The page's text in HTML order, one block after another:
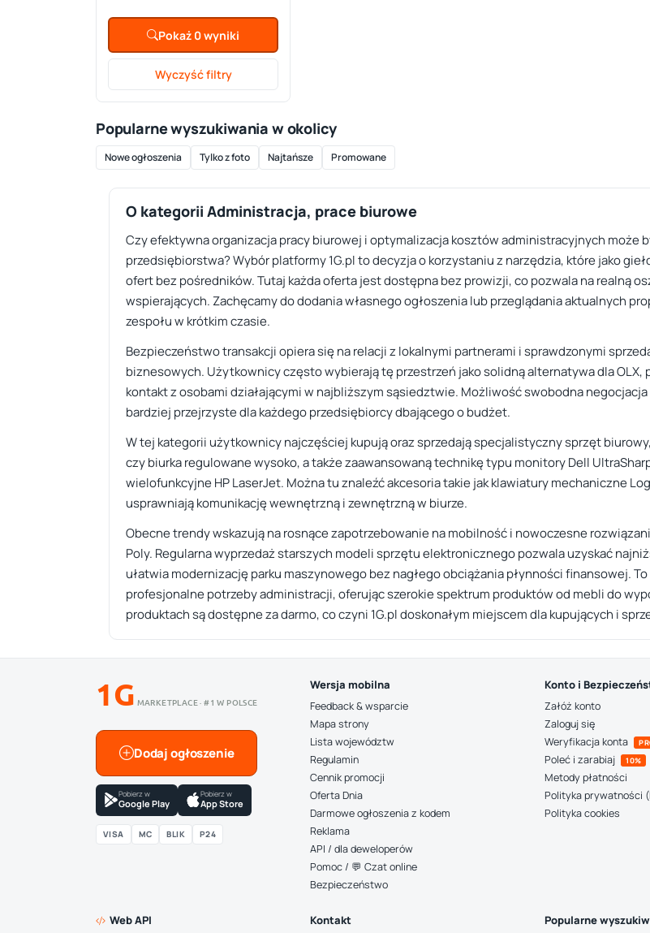
Pokaż 0 wyniki
Wyczyść filtry
Popularne wyszukiwania w okolicy
Nowe ogłoszenia Tylko z foto Najtańsze Promowane
O kategorii Administracja, prace biurowe
Czy efektywna organizacja pracy biurowej i optymalizacja kosztów administracyjnych może
przedsiębiorstwa? Wybór platformy 1G.pl to decyzja o korzystaniu z narzędzia, które jako
ofert bez pośredników. Tutaj każda oferta jest dostępna bez prowizji, co pozwala na realną
wspierających. Zachęcamy do dodania własnego ogłoszenia lub przeglądania aktualnych
zespołu w krótkim czasie.
Bezpieczeństwo transakcji opiera się na relacji z lokalnymi partnerami i sprawdzonymi
biznesowych. Użytkownicy często wybierają tę przestrzeń jako solidną alternatywa dla
kontakt z osobami działającymi w najbliższym sąsiedztwie. Możliwość swobodna
bardziej przejrzyste dla każdego przedsiębiorcy dbającego o budżet.
W tej kategorii użytkownicy najczęściej kupują oraz sprzedają specjalistyczny sprzęt
czy biurka regulowane wysoko, a także zaawansowaną technikę typu monitory Dell
wielofunkcyjne HP LaserJet. Można tu znaleźć akcesoria takie jak klawiatury mechaniczne
usprawniają komunikację wewnętrzną i zewnętrzną w biurze.
Obecne trendy wskazują na rosnące zapotrzebowanie na mobilność i nowoczesne
Poly. Regularna wyprzedaż starszych modeli sprzętu elektronicznego pozwala uzyskać
ułatwia modernizację parku maszynowego bez nagłego obciążania płynności finansowej.
profesjonalne potrzeby administracji, oferując szerokie spektrum produktów od mebli do
produktach są dostępne za darmo, co czyni 1G.pl doskonałym miejscem dla kupujących i
1G MARKETPLACE · #1 W POLSCE
Dodaj ogłoszenie
Pobierz w
Google Play
Pobierz w
App Store
VISA MC BLIK P24
Wersja mobilna
Feedback & wsparcie
Mapa strony
Lista województw
Regulamin
Cennik promocji
Oferta Dnia
Darmowe ogłoszenia z kodem
Reklama
API / dla deweloperów
Pomoc / 💬 Czat online
Bezpieczeństwo
Konto i
Załóż konto
Zaloguj się
Weryfikacja konta
Poleć i zarabiaj 10%
Metody płatności
Polityka prywatności
Polityka cookies
Web API Kontakt Popularne